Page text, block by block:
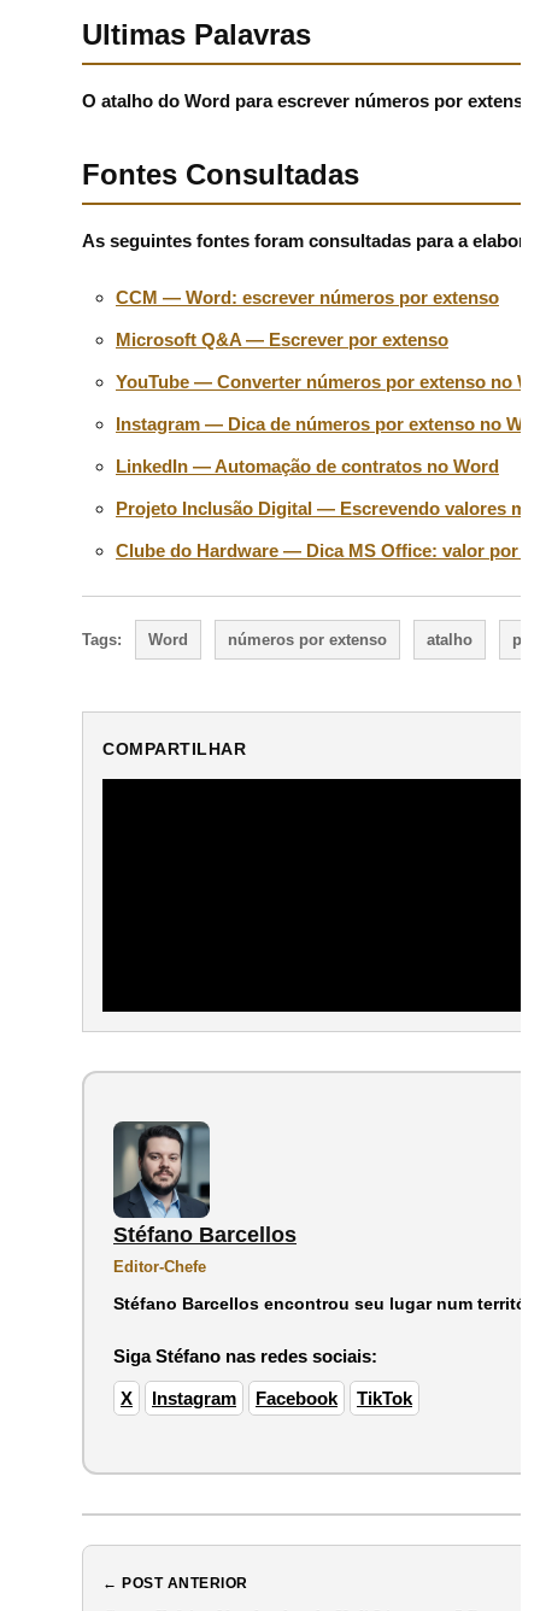
Ultimas Palavras
O atalho do Word para escrever números por
Fontes Consultadas
As seguintes fontes foram consultadas para a
CCM — Word: escrever números por extenso
Microsoft Q&A — Escrever por extenso
YouTube — Converter números por extenso no
Instagram — Dica de números por extenso no
LinkedIn — Automação de contratos no Word
Projeto Inclusão Digital — Escrevendo valores
Clube do Hardware — Dica MS Office: valor por
Tags: Word números por extenso atalho
COMPARTILHAR
Stéfano Barcellos
Editor-Chefe
Stéfano Barcellos encontrou seu lugar num
Siga Stéfano nas redes sociais:
X Instagram Facebook TikTok
← POST ANTERIOR